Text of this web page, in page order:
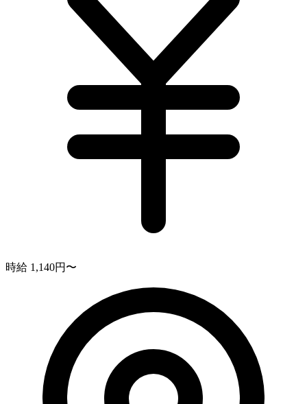
時給 1,140円〜